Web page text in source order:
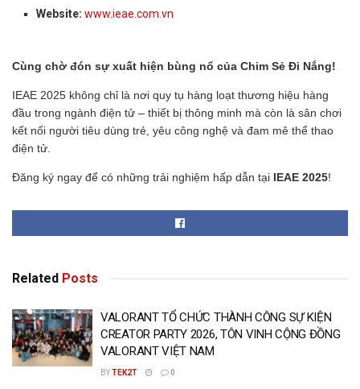
Website: www.ieae.com.vn
Cùng chờ đón sự xuất hiện bùng nổ của Chim Sẻ Đi Nắng!
IEAE 2025 không chỉ là nơi quy tụ hàng loạt thương hiệu hàng
đầu trong ngành điện tử – thiết bị thông minh mà còn là sân chơi
kết nối người tiêu dùng trẻ, yêu công nghệ và đam mê thể thao
điện tử.
Đăng ký ngay để có những trải nghiệm hấp dẫn tại IEAE 2025!
Related Posts
VALORANT TỔ CHỨC THÀNH CÔNG SỰ KIỆN
CREATOR PARTY 2026, TÔN VINH CỘNG ĐỒNG
VALORANT VIỆT NAM
BYTEK2T 0